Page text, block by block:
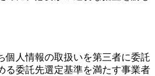
個人情報の取扱いを第三者に委託
る委託先選定基準を満たす事業者